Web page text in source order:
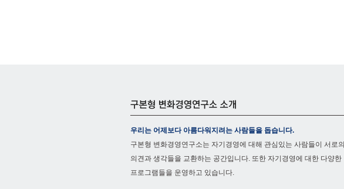
우리는 어제보다 아름다워지려는 사람들을 돕습니다.
구본형 변화경영연구소는 자기경영에 대해 관심있는 사람들이 서로의
의견과 생각들을 교환하는 공간입니다. 또한 자기경영에 대한 다양한
프로그램들을 운영하고 있습니다.